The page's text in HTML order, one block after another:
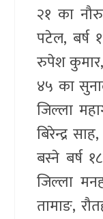
२१ का
पटेल, बर्ष
रुपेश कुमार,
४५ का
जिल्ला
बिरेन्द्र
बस्ने बर्ष
जिल्ला
तामाङ,